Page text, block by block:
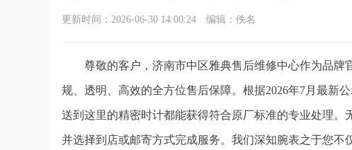
更新时间：2026-06-30 14:00:24 编辑：佚名
尊敬的客户，济南市中区雅典售后维修中心作为品
规、透明、高效的全方位售后保障。根据2026年7月最新
送到这里的精密时计都能获得符合原厂标准的专业处理
并选择到店或邮寄方式完成服务。我们深知腕表之于您